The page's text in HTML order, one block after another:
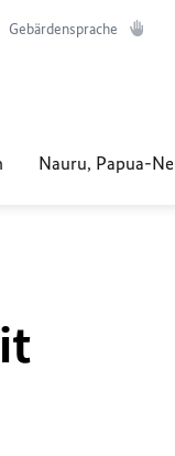
Gebärdensprache
Nauru, Papua-